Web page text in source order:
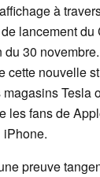
à
lancement
30
cette nouvelle
Tesla
les fans de
preuve